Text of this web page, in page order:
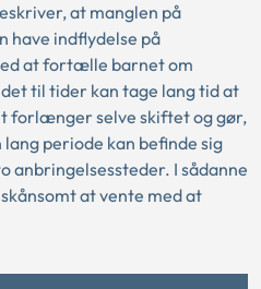
at manglen på
have indflydelse på
at fortælle barnet om
til tider kan tage lang tid at
forlænger selve skiftet og gør,
periode kan befinde sig
anbringelsessteder. I sådanne
at vente med at